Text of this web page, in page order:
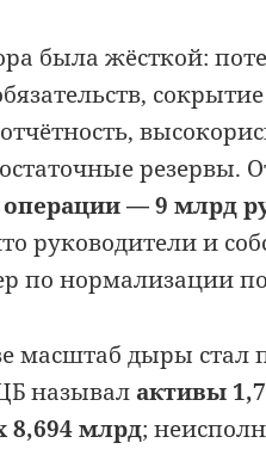
была жёсткой:
резервы.
— 9 млрд
руководители и
по нормализации
масштаб дыры стал
называл активы
8,694 млрд;